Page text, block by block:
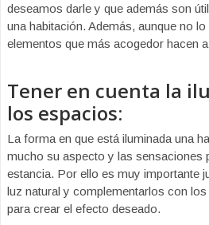
deseamos darle y que además son
una habitación. Además, aunque no
elementos que más acogedor hacen
Tener en cuenta la
los espacios:
La forma en que está iluminada una
mucho su aspecto y las sensaciones
estancia. Por ello es muy importante
luz natural y complementarlos con
para crear el efecto deseado.